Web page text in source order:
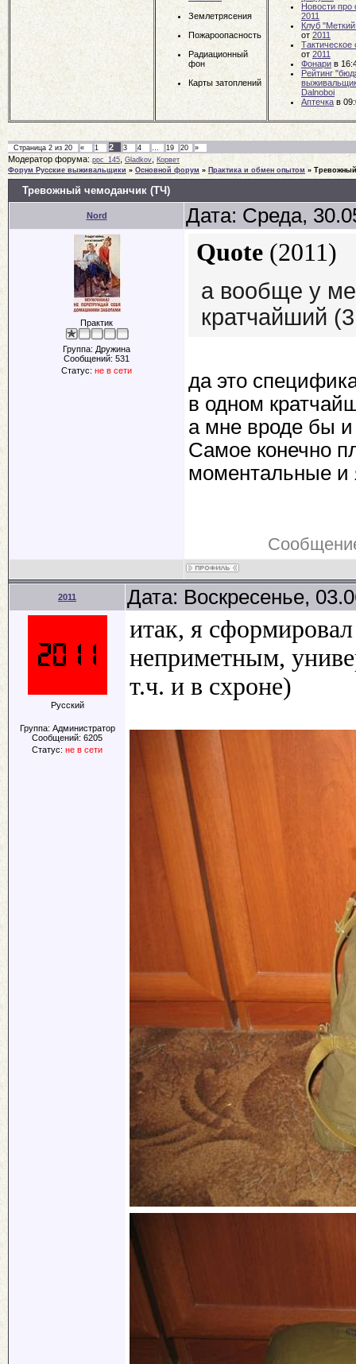
Землетрясения
Пожароопасность
Радиационный
фон
Карты затоплений
Новости про
2011
Клуб
от 2011
Тактическое
от 2011
Фонари в
Рейтинг
Dalnoboi
Аптечка в
Страница 2 из 20 « 1 2 3 4 19 20 »
Модератор форума: ppc_145 Gladkov
Корвет
Форум Русские выживальщики » Основной форум » Практика и обмен опытом »
Тревожный чемоданчик (ТЧ)
Nord Дата: Среда,
Практик
Группа: Дружина
Сообщений: 531
Статус: не в сети
Quote (2011)
а вообще у
кратчайший
да это
в одном
а мне вроде бы и
Самое конечно
моментальные и
2011 Дата: Воскресенье,
Русский
Группа: Администратор
Сообщений: 6205
Статус: не в сети
итак, я
неприметным,
т.ч. и в схроне)